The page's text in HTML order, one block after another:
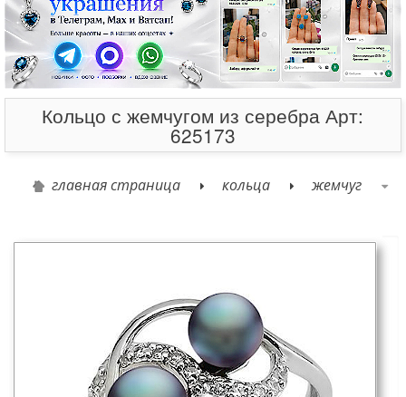
Кольцо с жемчугом из серебра Арт:
625173
главная страница кольца жемчуг